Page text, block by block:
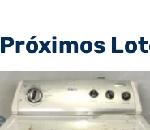
Próximos